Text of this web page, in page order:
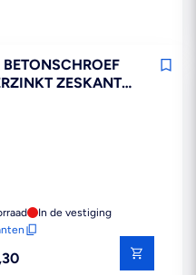
BETONSCHROEF
ZESKANT
In de vestiging